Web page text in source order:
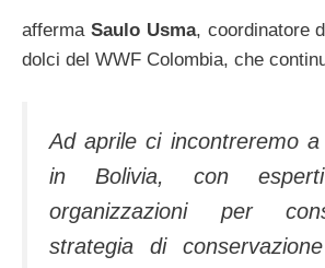
afferma Saulo Usma, coordinatore
dolci del WWF Colombia, che
Ad aprile ci incontreremo
in Bolivia, con
organizzazioni per
strategia di